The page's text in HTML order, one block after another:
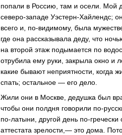
попали в Россию, там и осели. Мой
северо-западе Уэстерн-Хайлендс;
всего и, по-видимому, была
где она рассказывала деду, что
на второй этаж подымается по
отрубила ему руки, закрыла окно и
какие бывают неприятности, когда
спать; остальное — его дело.
Жили они в Москве, дедушка был
чтобы они полдня говорили по-
по-латыни, другой день по-
аттестата зрелости,— это дома.